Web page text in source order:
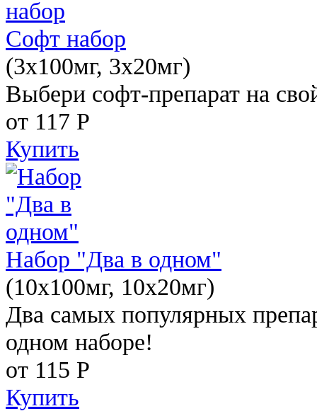
Софт набор
(3x100мг, 3x20мг)
Выбери софт-препарат на
от 117 Р
Купить
Набор "Два в одном"
(10x100мг, 10x20мг)
Два самых популярных
одном наборе!
от 115 Р
Купить